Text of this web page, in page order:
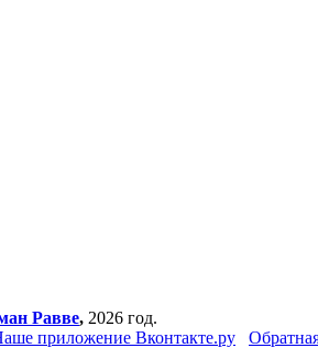
Равве, 2026 год.
приложение Вконтакте.ру